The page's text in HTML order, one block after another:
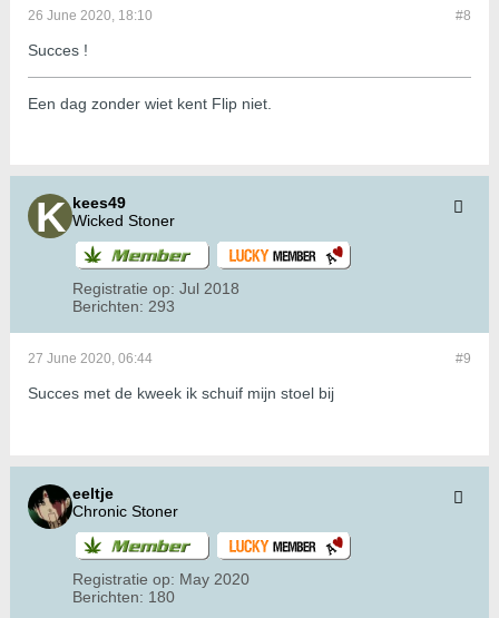
#8
26 June 2020, 18:10
Succes !
Een dag zonder wiet kent Flip niet.
kees49
Wicked Stoner
Registratie op: Jul 2018
Berichten: 293
#9
27 June 2020, 06:44
Succes met de kweek ik schuif mijn stoel bij
eeltje
Chronic Stoner
Registratie op: May 2020
Berichten: 180